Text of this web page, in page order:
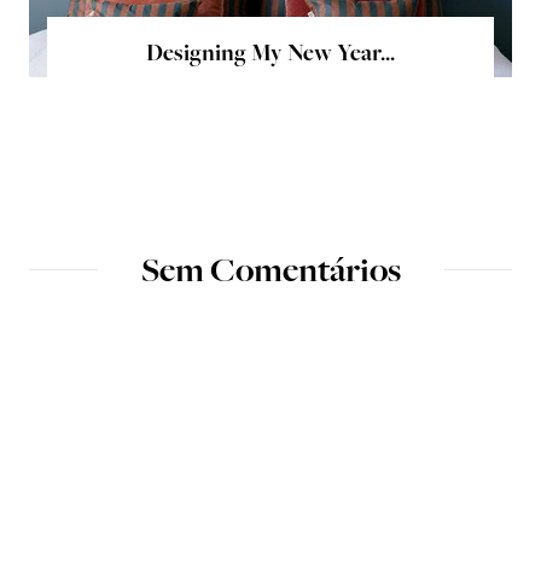
Designing My New Year...
Sem Comentários